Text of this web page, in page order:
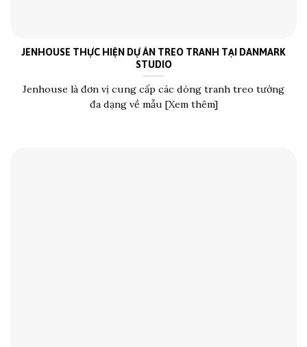
JENHOUSE THỰC HIỆN DỰ ÁN TREO TRANH TẠI DANMARK
STUDIO
Jenhouse là đơn vị cung cấp các dòng tranh treo tường
đa dạng về mẫu [Xem thêm]